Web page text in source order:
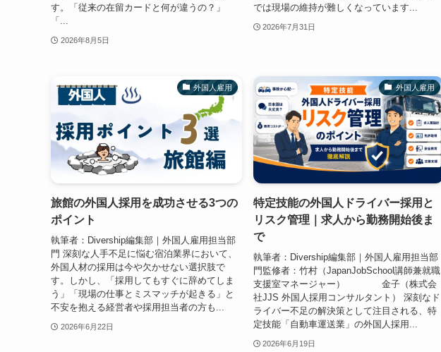
す。「従来の在留カードと何が違うの？」
「...
2026年8月5日
では現場の維持が難しくなっています...
2026年7月31日
外国人雇用
旅館の外国人採用を成功させる3つの
ポイント
執筆者：Divership編集部｜外国人雇用担当部
門 深刻な人手不足に悩む宿泊業界において、
外国人材の採用は今や欠かせない選択肢で
す。しかし、「採用してもすぐに辞めてしま
う」「現場の仕事とミスマッチが起きる」と
不安を抱える経営者や採用担当者の方も...
2026年6月22日
外国人雇用
特定技能の外国人ドライバー採用と
リスク管理｜求人から勤務開始後ま
で
執筆者：Divership編集部｜外国人雇用担当部
門監修者：竹村（JapanJobSchool講師兼就職
支援室マネージャー） 金子（株式会
社JJS 外国人採用コンサルタント） 深刻なド
ライバー不足の解決策として注目される、特
定技能「自動車運送業」の外国人採用...
2026年6月19日